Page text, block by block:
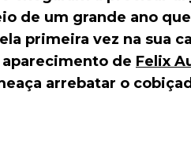
de um grande ano
primeira vez na sua
de Felix
arrebatar o